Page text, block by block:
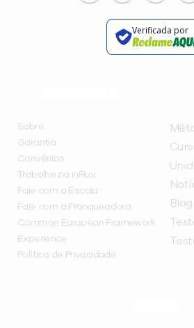
Verificada por
Sobre
Garantia
Convênios
Trabalhe na inFlux
Fale com a Escola
Fale com a Franqueadora
Common European Framework
Experience
Política de Privacidade
Blog